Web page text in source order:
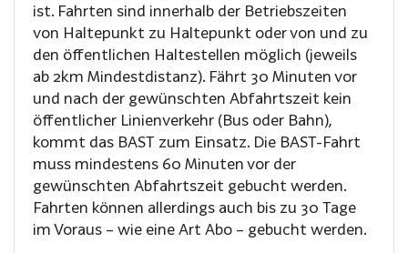
ist. Fahrten sind innerhalb der Betriebszeiten
von Haltepunkt zu Haltepunkt oder von und zu
den öffentlichen Haltestellen möglich (jeweils
ab 2km Mindestdistanz). Fährt 30 Minuten vor
und nach der gewünschten Abfahrtszeit kein
öffentlicher Linienverkehr (Bus oder Bahn),
kommt das BAST zum Einsatz. Die BAST-Fahrt
muss mindestens 60 Minuten vor der
gewünschten Abfahrtszeit gebucht werden.
Fahrten können allerdings auch bis zu 30 Tage
im Voraus – wie eine Art Abo – gebucht werden.